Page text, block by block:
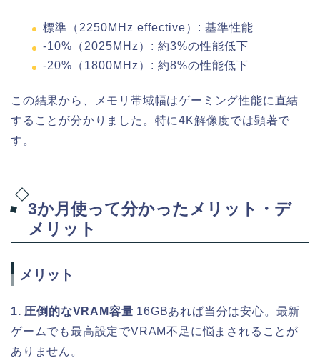
標準（2250MHz effective）: 基準性能
-10%（2025MHz）: 約3%の性能低下
-20%（1800MHz）: 約8%の性能低下
この結果から、メモリ帯域幅はゲーミング性能に直結
することが分かりました。特に4K解像度では顕著で
す。
3か月使って分かったメリット・デ
メリット
メリット
1. 圧倒的なVRAM容量 16GBあれば当分は安心。最新
ゲームでも最高設定でVRAM不足に悩まされることが
ありません。